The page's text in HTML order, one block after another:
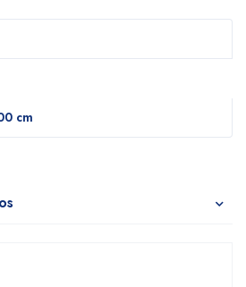
cm